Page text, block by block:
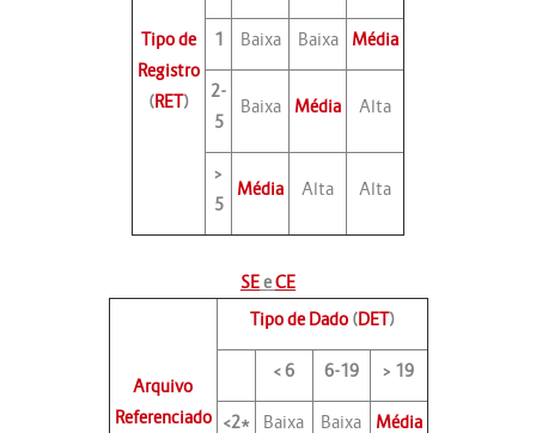
Tipo de
Registro
(RET)
1 Baixa Baixa Média
2-
5
Baixa Média Alta
>
5
Média Alta Alta
SEeCE
Arquivo
Referenciado
Tipo de Dado(DET)
< 6 6-19 > 19
<2* Baixa Baixa Média